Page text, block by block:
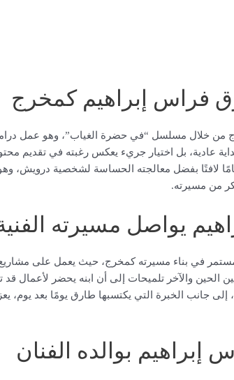
فراس إبراهيم كمخرج
من خلال مسلسل “في حضرة الغياب”، وهو عمل
عادية، بل اختيار جريء يعكس رغبته في تقديم
لافتًا بفضل معالجته الحساسة لشخصية درويش،
من مسيرته.
يواصل مسيرته
مستمر في بناء مسيرته كمخرج، حيث يعمل على
الحين والآخر تلميحات إلى أن ابنه يحضر لأعمال
إلى جانب الخبرة التي يكتسبها طارق يومًا بعد
إبراهيم بوالده الفنان